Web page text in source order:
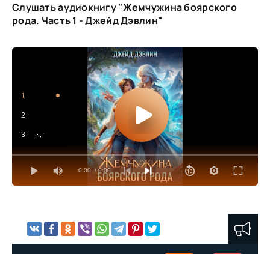
Слушать аудиокнигу "Жемчужина боярского
рода. Часть 1 - Джейд Дэвлин"
0:00 / 0:00
1
2
3
4